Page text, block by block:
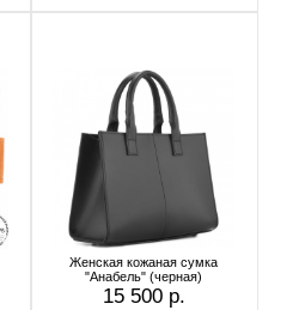
Женская кожаная сумка
"Анабель" (черная)
15 500 р.